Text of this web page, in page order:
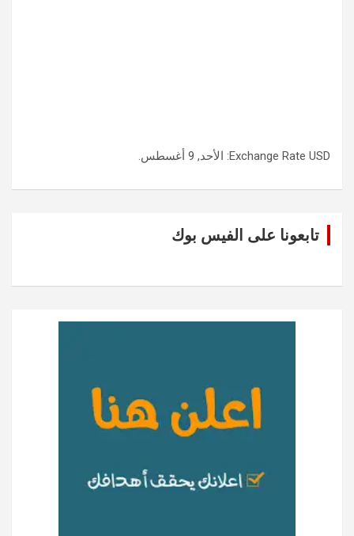
Exchange Rate USD : الأحد, 9 أغسطس.
تابعونا على الفيس بوك